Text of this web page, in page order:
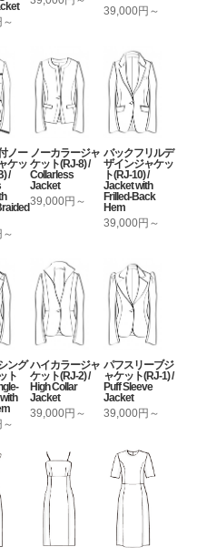
39,000円～
ノー
ケッ
/
ノーカラージャ
ケット(RJ-8) /
Collarless
Jacket
39,000円～
バックフリルデ
ザインジャケッ
ト(RJ-10) /
Jacket with
Frilled-Back
Hem
39,000円～
ング
ト
ハイカラージャ
ケット(RJ-2) /
High Collar
Jacket
39,000円～
パフスリーブジ
ャケット(RJ-1) /
Puff Sleeve
Jacket
39,000円～